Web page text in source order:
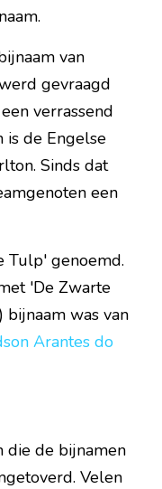
van
gevraagd
verrassend
is de Engelse
Sinds dat
een
Tulp' genoemd.
'De Zwarte
bijnaam was van
Arantes do
die de bijnamen
Velen